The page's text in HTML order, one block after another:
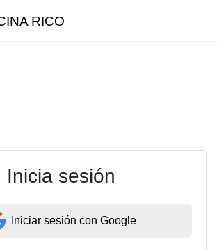
RICO
Inicia sesión
Iniciar sesión con Google